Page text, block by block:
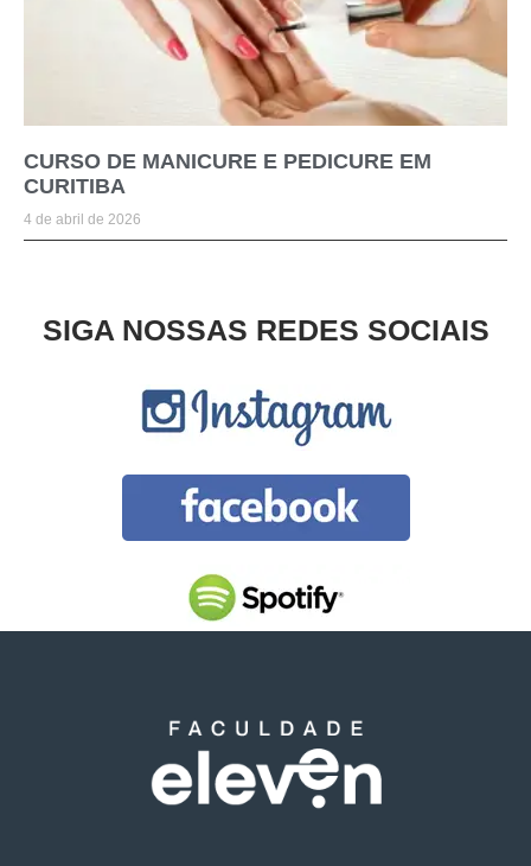
CURSO DE MANICURE E PEDICURE EM
CURITIBA
4 de abril de 2026
SIGA NOSSAS REDES SOCIAIS